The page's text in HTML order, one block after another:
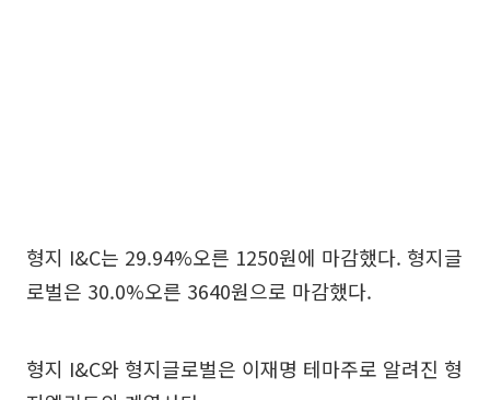
형지 I&C는 29.94%오른 1250원에 마감했다. 형지글
로벌은 30.0%오른 3640원으로 마감했다.
형지 I&C와 형지글로벌은 이재명 테마주로 알려진 형